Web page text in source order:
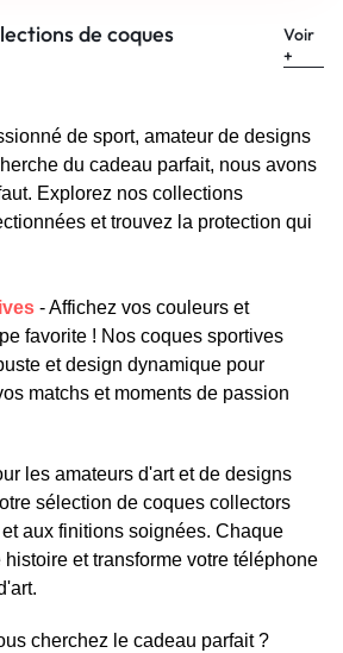
de coques
Voir
+
de sport, amateur de designs
du cadeau parfait, nous avons
Explorez nos collections
et trouvez la protection qui
- Affichez vos couleurs et
favorite ! Nos coques sportives
et design dynamique pour
matchs et moments de passion
les amateurs d'art et de designs
sélection de coques collectors
aux finitions soignées. Chaque
et transforme votre téléphone
cherchez le cadeau parfait ?